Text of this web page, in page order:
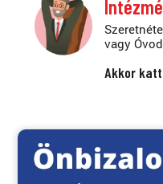
vagy
Akkor